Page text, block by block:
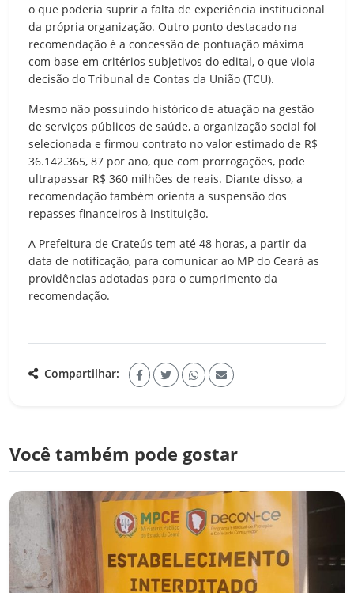
o que poderia suprir a falta de experiência institucional
da própria organização. Outro ponto destacado na
recomendação é a concessão de pontuação máxima
com base em critérios subjetivos do edital, o que viola
decisão do Tribunal de Contas da União (TCU).
Mesmo não possuindo histórico de atuação na gestão
de serviços públicos de saúde, a organização social foi
selecionada e firmou contrato no valor estimado de R$
36.142.365, 87 por ano, que com prorrogações, pode
ultrapassar R$ 360 milhões de reais. Diante disso, a
recomendação também orienta a suspensão dos
repasses financeiros à instituição.
A Prefeitura de Crateús tem até 48 horas, a partir da
data de notificação, para comunicar ao MP do Ceará as
providências adotadas para o cumprimento da
recomendação.
Compartilhar:
Você também pode gostar